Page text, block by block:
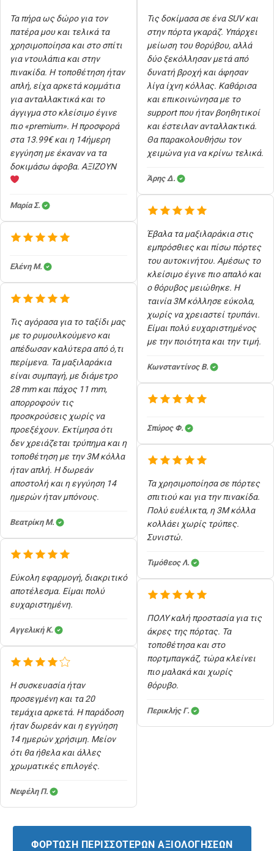
Τα πήρα ως δώρο για τον
πατέρα μου και τελικά τα
χρησιμοποίησα και στο σπίτι
για ντουλάπια και στην
πινακίδα. Η τοποθέτηση ήταν
απλή, είχα αρκετά κομμάτια
για ανταλλακτικά και το
άγγιγμα στο κλείσιμο έγινε
πιο «premium». Η προσφορά
στα 13.99€ και η 14ήμερη
εγγύηση με έκαναν να τα
δοκιμάσω άφοβα. ΑΞΙΖΟΥΝ
Μαρία Σ.
Ελένη Μ.
Τις αγόρασα για το ταξίδι μας
με το ρυμουλκούμενο και
απέδωσαν καλύτερα από ό,τι
περίμενα. Τα μαξιλαράκια
είναι συμπαγή, με διάμετρο
28 mm και πάχος 11 mm,
απορροφούν τις
προσκρούσεις χωρίς να
προεξέχουν. Εκτίμησα ότι
δεν χρειάζεται τρύπημα και η
τοποθέτηση με την 3M κόλλα
ήταν απλή. Η δωρεάν
αποστολή και η εγγύηση 14
ημερών ήταν μπόνους.
Βεατρίκη Μ.
Εύκολη εφαρμογή, διακριτικό
αποτέλεσμα. Είμαι πολύ
ευχαριστημένη.
Αγγελική Κ.
Η συσκευασία ήταν
προσεγμένη και τα 20
τεμάχια αρκετά. Η παράδοση
ήταν δωρεάν και η εγγύηση
14 ημερών χρήσιμη. Μείον
ότι θα ήθελα και άλλες
χρωματικές επιλογές.
Νεφέλη Π.
Τις δοκίμασα σε ένα SUV και
στην πόρτα γκαράζ. Υπάρχει
μείωση του θορύβου, αλλά
δύο ξεκόλλησαν μετά από
δυνατή βροχή και άφησαν
λίγα ίχνη κόλλας. Καθάρισα
και επικοινώνησα με το
support που ήταν βοηθητικοί
και έστειλαν ανταλλακτικά.
Θα παρακολουθήσω τον
χειμώνα για να κρίνω τελικά.
Άρης Δ.
Έβαλα τα μαξιλαράκια στις
εμπρόσθιες και πίσω πόρτες
του αυτοκινήτου. Αμέσως το
κλείσιμο έγινε πιο απαλό και
ο θόρυβος μειώθηκε. Η
ταινία 3M κόλλησε εύκολα,
χωρίς να χρειαστεί τρυπάνι.
Είμαι πολύ ευχαριστημένος
με την ποιότητα και την τιμή.
Κωνσταντίνος Β.
Σπύρος Φ.
Τα χρησιμοποίησα σε πόρτες
σπιτιού και για την πινακίδα.
Πολύ ευέλικτα, η 3M κόλλα
κολλάει χωρίς τρύπες.
Συνιστώ.
Τιμόθεος Λ.
ΠΟΛΥ καλή προστασία για τις
άκρες της πόρτας. Τα
τοποθέτησα και στο
πορτμπαγκάζ, τώρα κλείνει
πιο μαλακά και χωρίς
θόρυβο.
Περικλής Γ.
ΦΌΡΤΩΣΗ ΠΕΡΙΣΣΌΤΕΡΩΝ ΑΞΙΟΛΟΓΉΣΕΩΝ